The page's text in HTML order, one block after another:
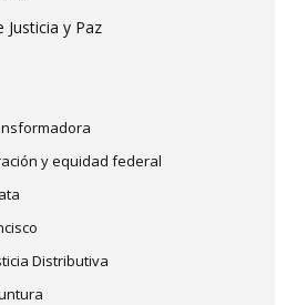
y Paz
y equidad federal
Distributiva